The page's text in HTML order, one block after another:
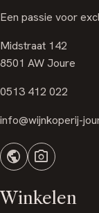
Een passie voor
Midstraat 142
8501 AW Joure
0513 412 022
info@wijnkoperij-
public photo_camera
Winkelen